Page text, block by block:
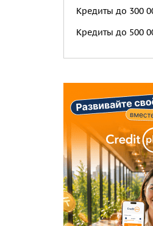
Кредиты до 300
Кредиты до 500